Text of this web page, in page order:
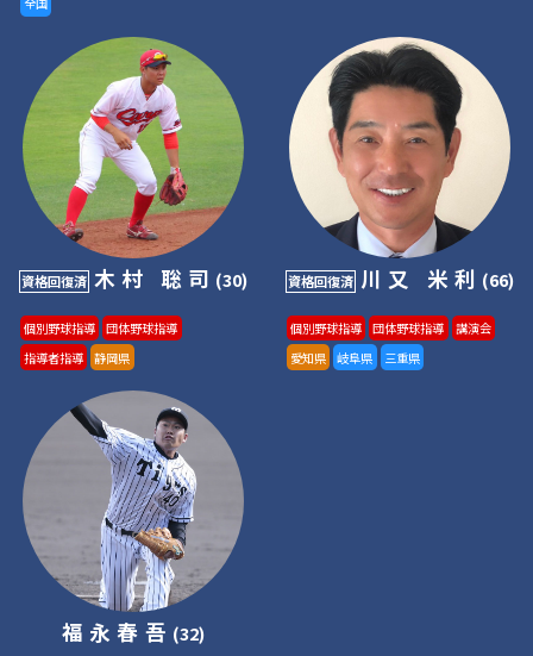
資格回復済 木村 聡司 (30)
個別野球指導
団体野球指導
指導者指導
静岡県
資格回復済 川又 米利 (66)
個別野球指導 団体野球指導
講演会
愛知県
岐阜県 三重県
福永春吾 (32)